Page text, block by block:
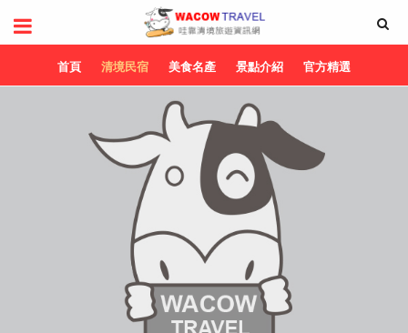
首頁 清境民宿 美食名產 景點介紹 官方精選